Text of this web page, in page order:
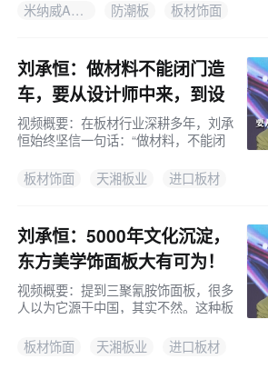
米纳威A级防火板 防潮板 板材饰面
刘承恒：做材料不能闭门造
车，要从设计师中来，到设
计师中去！
视频概要：在板材行业深耕多年，刘承
恒始终坚信一句话：“做材料，不能闭
设计师中来，到设计师中去。设计，是
板材饰面 天湘板业 进口板材
刘承恒：5000年文化沉淀，
东方美学饰面板大有可为！
视频概要：提到三聚氰胺饰面板，很多
人以为它源于中国，其实不然。这种板
“舶来品”。过去四十年里，中国的人造
板行业经历了飞速发展。在国内同行们
板材饰面 天湘板业 进口板材